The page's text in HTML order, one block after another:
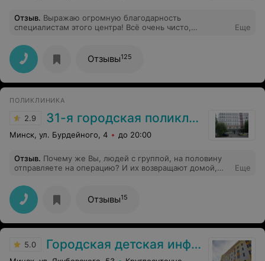
Отзыв. Выражаю огромную благодарность
специалистам этого центра! Всё очень чисто,
Еще
Отзывы125
ПОЛИКЛИНИКА
2.9 31-я городская поликлиника
Минск, ул. Бурдейного, 4 до 20:00
Отзыв. Почему же Вы, людей с группой, на половину
отправляете на операцию? И их возвращают домой,
операцию!!! Люди ждали очередь, что бы попасть на
операцию!!! Я не хочу кривить душой! Но желаю Вам
прочувствовать ту боль, что чувствуют эти люди! Всех
Вам благ!!!
Еще
Отзывы15
5.0 Городская детская инфекционная клиническая больница